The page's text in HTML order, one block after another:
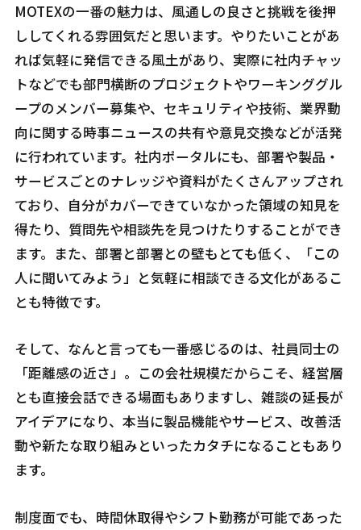
MOTEXの一番の魅力は、風通しの良さと挑戦を後押
ししてくれる雰囲気だと思います。やりたいことがあ
れば気軽に発信できる風土があり、実際に社内チャッ
トなどでも部門横断のプロジェクトやワーキンググル
ープのメンバー募集や、セキュリティや技術、業界動
向に関する時事ニュースの共有や意見交換などが活発
に行われています。社内ポータルにも、部署や製品・
サービスごとのナレッジや資料がたくさんアップされ
ており、自分がカバーできていなかった領域の知見を
得たり、質問先や相談先を見つけたりすることができ
ます。また、部署と部署との壁もとても低く、「この
人に聞いてみよう」と気軽に相談できる文化があるこ
とも特徴です。
そして、なんと言っても一番感じるのは、社員同士の
「距離感の近さ」。この会社規模だからこそ、経営層
とも直接会話できる場面もありますし、雑談の延長が
アイデアになり、本当に製品機能やサービス、改善活
動や新たな取り組みといったカタチになることもあり
ます。
制度面でも、時間休取得やシフト勤務が可能であった